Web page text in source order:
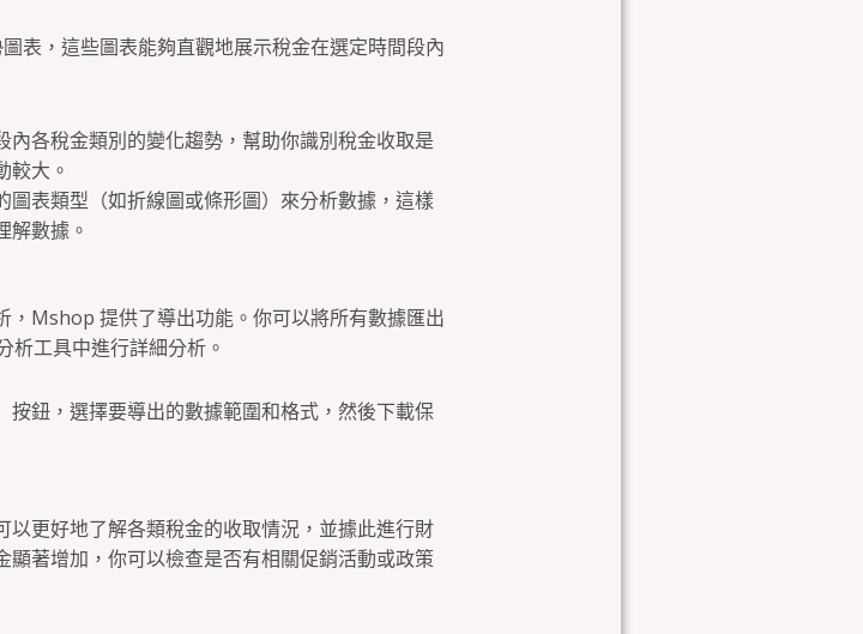
表，這些圖表能夠直觀地展示稅金在選定時間段內
內各稅金類別的變化趨勢，幫助你識別稅金收取是
較大。
圖表類型（如折線圖或條形圖）來分析數據，這樣
解數據。
，Mshop 提供了導出功能。你可以將所有數據匯出
析工具中進行詳細分析。
按鈕，選擇要導出的數據範圍和格式，然後下載保
更好地了解各類稅金的收取情況，並據此進行財
著增加，你可以檢查是否有相關促銷活動或政策